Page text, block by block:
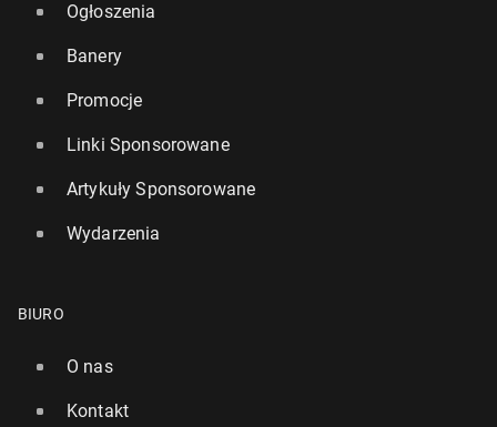
Ogłoszenia
Banery
Promocje
Linki Sponsorowane
Artykuły Sponsorowane
Wydarzenia
BIURO
O nas
Kontakt